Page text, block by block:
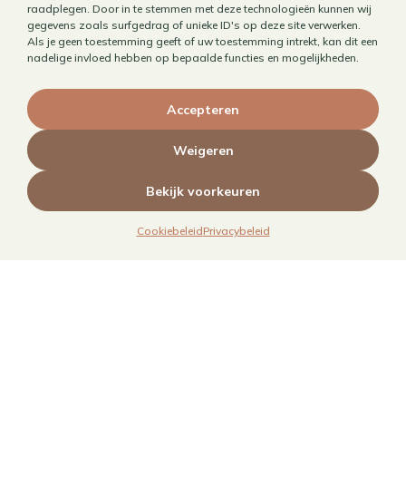
raadplegen. Door in te stemmen met deze technologieën kunnen wij
gegevens zoals surfgedrag of unieke ID's op deze site verwerken.
Als je geen toestemming geeft of uw toestemming intrekt, kan dit een
nadelige invloed hebben op bepaalde functies en mogelijkheden.
Accepteren
Weigeren
Bekijk voorkeuren
CookiebeleidPrivacybeleid
Receptontwikkeling
Brandingfotografie voor foodies
MAIN – Contentjaarabonnement